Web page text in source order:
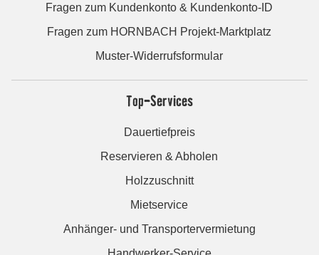
Fragen zum Kundenkonto & Kundenkonto-ID
Fragen zum HORNBACH Projekt-Marktplatz
Muster-Widerrufsformular
Top-Services
Dauertiefpreis
Reservieren & Abholen
Holzzuschnitt
Mietservice
Anhänger- und Transportervermietung